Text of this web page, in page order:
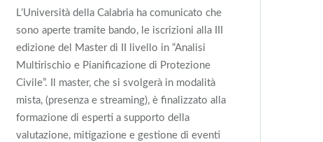
L’Università della Calabria ha comunicato che
sono aperte tramite bando, le iscrizioni alla III
edizione del Master di II livello in “Analisi
Multirischio e Pianificazione di Protezione
Civile”. Il master, che si svolgerà in modalità
mista, (presenza e streaming), è finalizzato alla
formazione di esperti a supporto della
valutazione, mitigazione e gestione di eventi